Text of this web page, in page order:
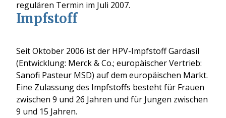
regulären Termin im Juli 2007.
Impfstoff
Seit Oktober 2006 ist der HPV-Impfstoff Gardasil
(Entwicklung: Merck & Co.; europäischer Vertrieb:
Sanofi Pasteur MSD) auf dem europäischen Markt.
Eine Zulassung des Impfstoffs besteht für Frauen
zwischen 9 und 26 Jahren und für Jungen zwischen
9 und 15 Jahren.